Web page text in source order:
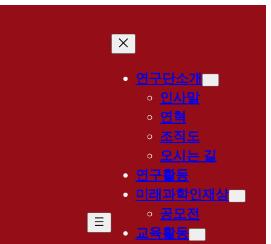
연구단소개
인사말
연혁
조직도
오시는 길
연구활동
미래과학인재상
공모전
교육활동